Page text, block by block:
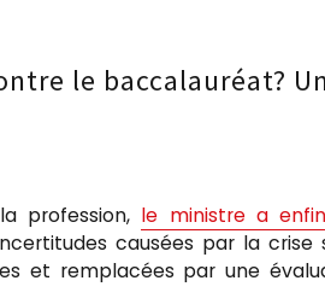
le baccalauréat?
profession, le ministre a
causées par la crise
et remplacées par une